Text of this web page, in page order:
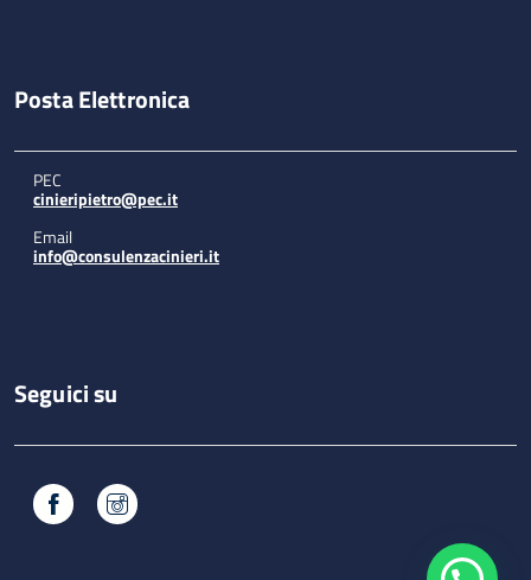
Posta Elettronica
PEC
cinieripietro@pec.it
Email
info@consulenzacinieri.it
Seguici su
Facebook